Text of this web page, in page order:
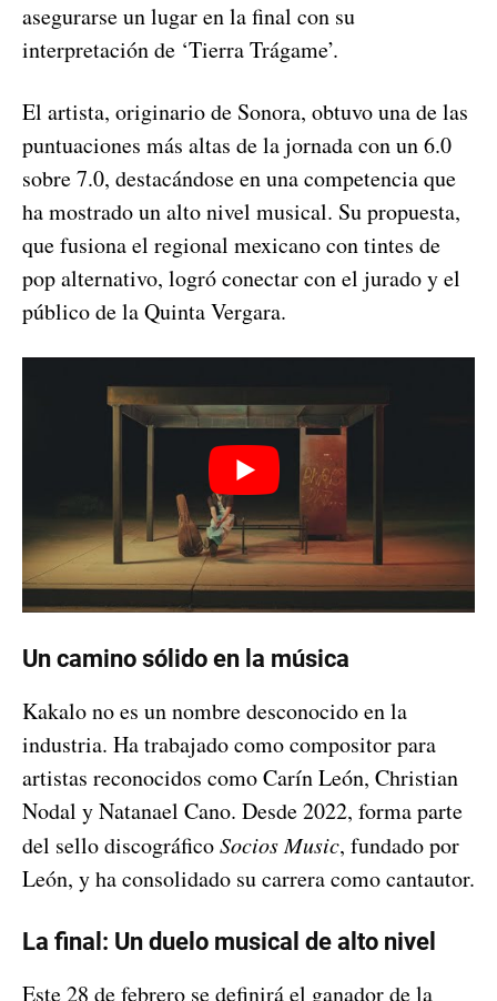
asegurarse un lugar en la final con su
interpretación de ‘Tierra Trágame’.
El artista, originario de Sonora, obtuvo una de las
puntuaciones más altas de la jornada con un 6.0
sobre 7.0, destacándose en una competencia que
ha mostrado un alto nivel musical. Su propuesta,
que fusiona el regional mexicano con tintes de
pop alternativo, logró conectar con el jurado y el
público de la Quinta Vergara.
Un camino sólido en la música
Kakalo no es un nombre desconocido en la
industria. Ha trabajado como compositor para
artistas reconocidos como Carín León, Christian
Nodal y Natanael Cano. Desde 2022, forma parte
del sello discográficoSocios Music, fundado por
León, y ha consolidado su carrera como cantautor.
La final: Un duelo musical de alto nivel
Este 28 de febrero se definirá el ganador de la